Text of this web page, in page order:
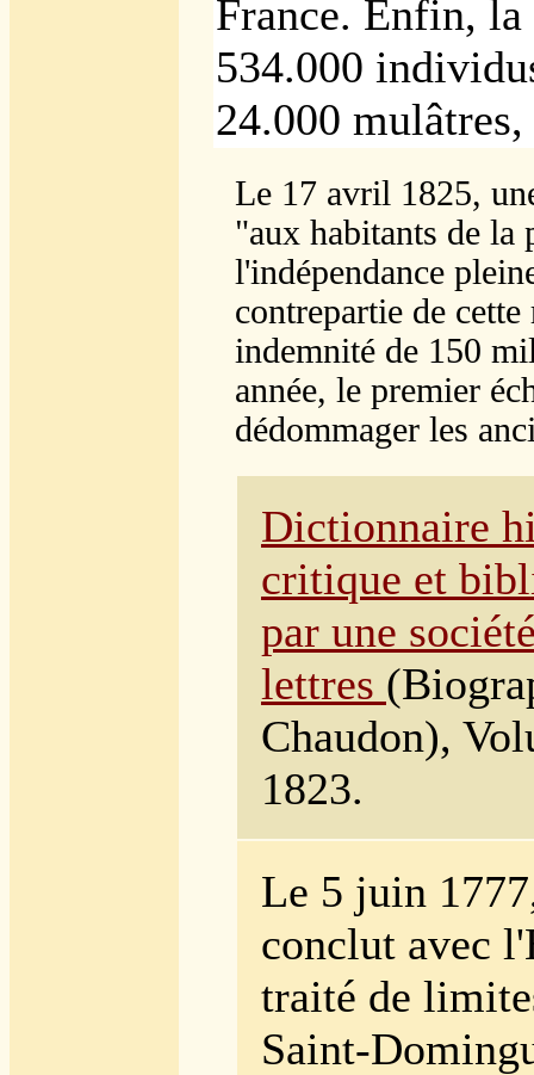
France. Enfin,
534.000
24.000
Le 17 avril 1825,
"aux habitants de la
l'indépendance
contrepartie de
indemnité de 150
année, le premier
dédommager les
Dictionnaire
critique et
par une
lettres
Chaudon),
1823.
Le 5 juin
conclut avec
traité de
Saint-